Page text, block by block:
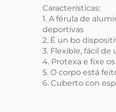
Características:
1. A férula de
deportivas
2. É un bo
3. Flexible, fácil de
4. Protexa e fixe
5. O corpo está
6. Cuberto con